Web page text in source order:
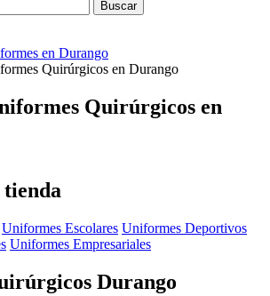
en Durango
Quirúrgicos en Durango
Quirúrgicos en
Uniformes Escolares Uniformes Deportivos
Uniformes Empresariales
Durango